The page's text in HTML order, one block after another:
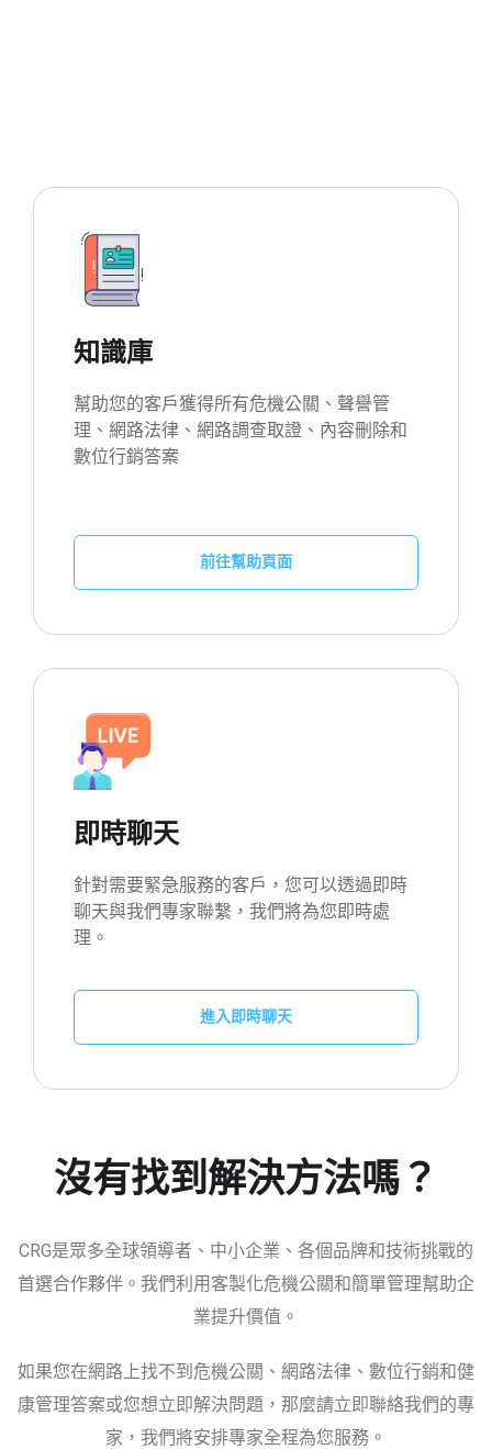
知識庫
幫助您的客戶獲得所有危機公關、聲譽管
理、網路法律、網路調查取證、內容刪除和
數位行銷答案
前往幫助頁面
即時聊天
針對需要緊急服務的客戶，您可以透過即時
聊天與我們專家聯繫，我們將為您即時處
理。
進入即時聊天
沒有找到解決方法嗎？
CRG是眾多全球領導者、中小企業、各個品牌和技術挑戰的
首選合作夥伴。我們利用客製化危機公關和簡單管理幫助企
業提升價值。
如果您在網路上找不到危機公關、網路法律、數位行銷和健
康管理答案或您想立即解決問題，那麼請立即聯絡我們的專
家，我們將安排專家全程為您服務。